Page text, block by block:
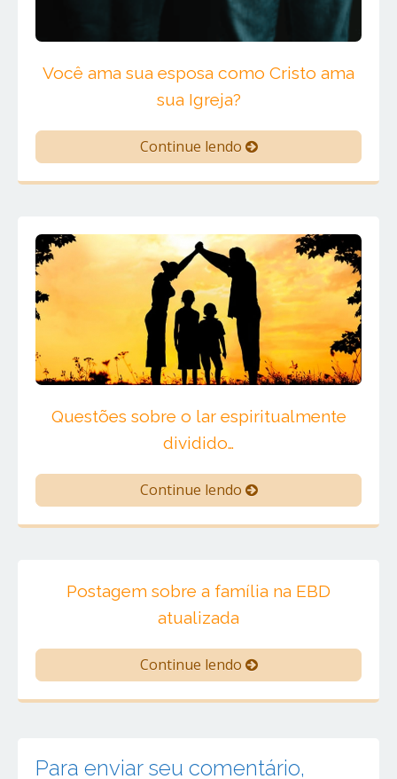
Você ama sua esposa como Cristo ama
sua Igreja?
Continue lendo
Questões sobre o lar espiritualmente
dividido…
Continue lendo
Postagem sobre a família na EBD
atualizada
Continue lendo
Para enviar seu comentário,